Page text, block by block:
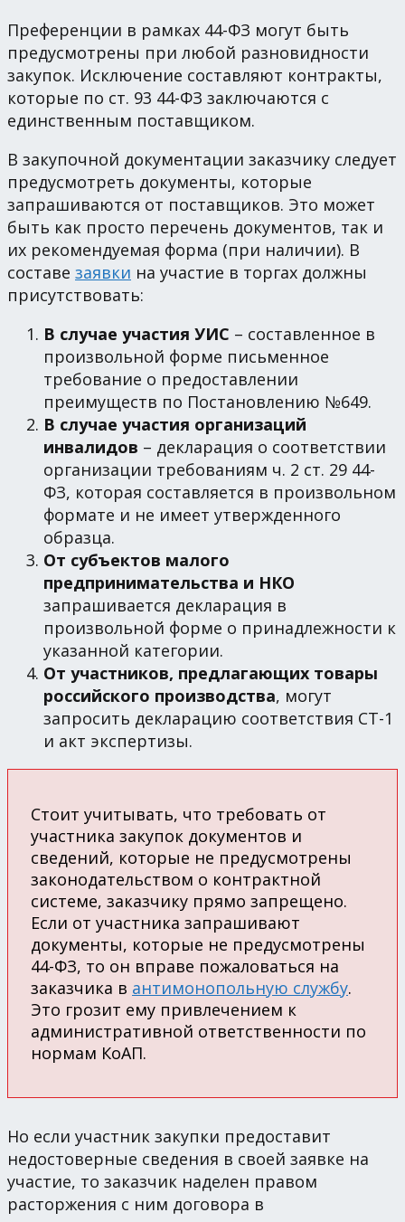
Преференции в рамках 44-ФЗ могут быть
предусмотрены при любой разновидности
закупок. Исключение составляют контракты,
которые по ст. 93 44-ФЗ заключаются с
единственным поставщиком.
В закупочной документации заказчику следует
предусмотреть документы, которые
запрашиваются от поставщиков. Это может
быть как просто перечень документов, так и
их рекомендуемая форма (при наличии). В
составе заявки на участие в торгах должны
присутствовать:
В случае участия УИС – составленное в
произвольной форме письменное
требование о предоставлении
преимуществ по Постановлению №649.
В случае участия организаций
инвалидов – декларация о соответствии
организации требованиям ч. 2 ст. 29 44-
ФЗ, которая составляется в произвольном
формате и не имеет утвержденного
образца.
От субъектов малого
предпринимательства и НКО
запрашивается декларация в
произвольной форме о принадлежности к
указанной категории.
От участников, предлагающих товары
российского производства, могут
запросить декларацию соответствия СТ-1
и акт экспертизы.
Стоит учитывать, что требовать от
участника закупок документов и
сведений, которые не предусмотрены
законодательством о контрактной
системе, заказчику прямо запрещено.
Если от участника запрашивают
документы, которые не предусмотрены
44-ФЗ, то он вправе пожаловаться на
заказчика в антимонопольную службу.
Это грозит ему привлечением к
административной ответственности по
нормам КоАП.
Но если участник закупки предоставит
недостоверные сведения в своей заявке на
участие, то заказчик наделен правом
расторжения с ним договора в